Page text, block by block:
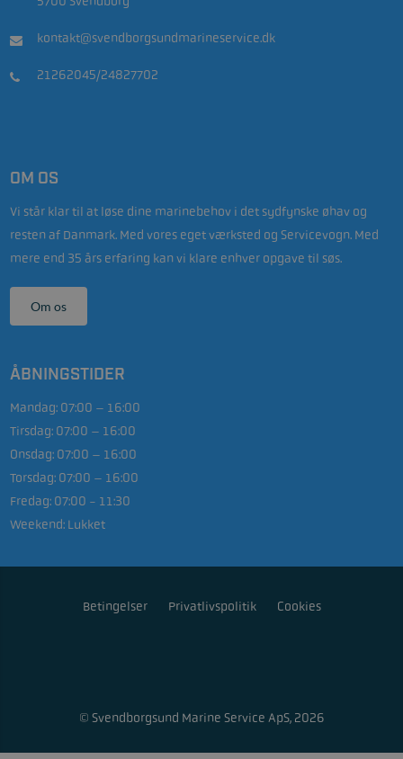
kontakt@svendborgsundmarineservice.dk
21262045/24827702
OM OS
Vi står klar til at løse dine marinebehov i det sydfynske øhav og
resten af Danmark. Med vores eget værksted og Servicevogn. Med
mere end 35 års erfaring kan vi klare enhver opgave til søs.
Om os
ÅBNINGSTIDER
Mandag:07:00 – 16:00
Tirsdag:07:00 – 16:00
Onsdag:07:00 – 16:00
Torsdag:07:00 – 16:00
Fredag:07:00 - 11:30
Weekend:Lukket
Betingelser Privatlivspolitik Cookies
© Svendborgsund Marine Service ApS, 2026